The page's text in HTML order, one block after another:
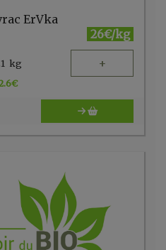
ErVka
26€/kg
kg +
€